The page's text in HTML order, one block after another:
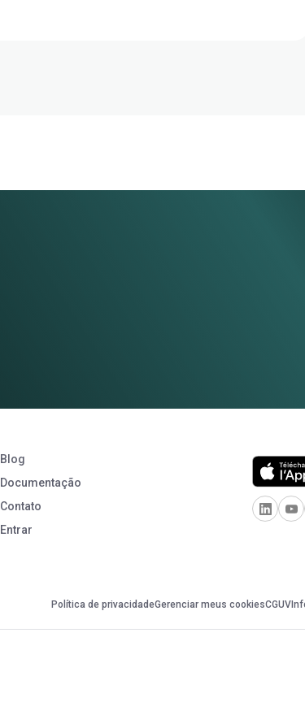
Blog
Documentação
Contato
Entrar
Política de privacidadeGerenciar meus cookiesCGUV